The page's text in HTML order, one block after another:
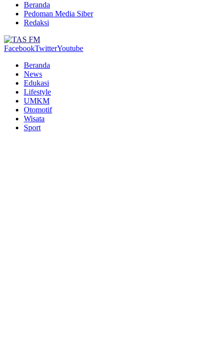
Beranda
Pedoman Media Siber
Redaksi
FacebookTwitterYoutube
Beranda
News
Edukasi
Lifestyle
UMKM
Otomotif
Wisata
Sport